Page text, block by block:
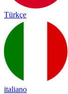
Türkçe
italiano